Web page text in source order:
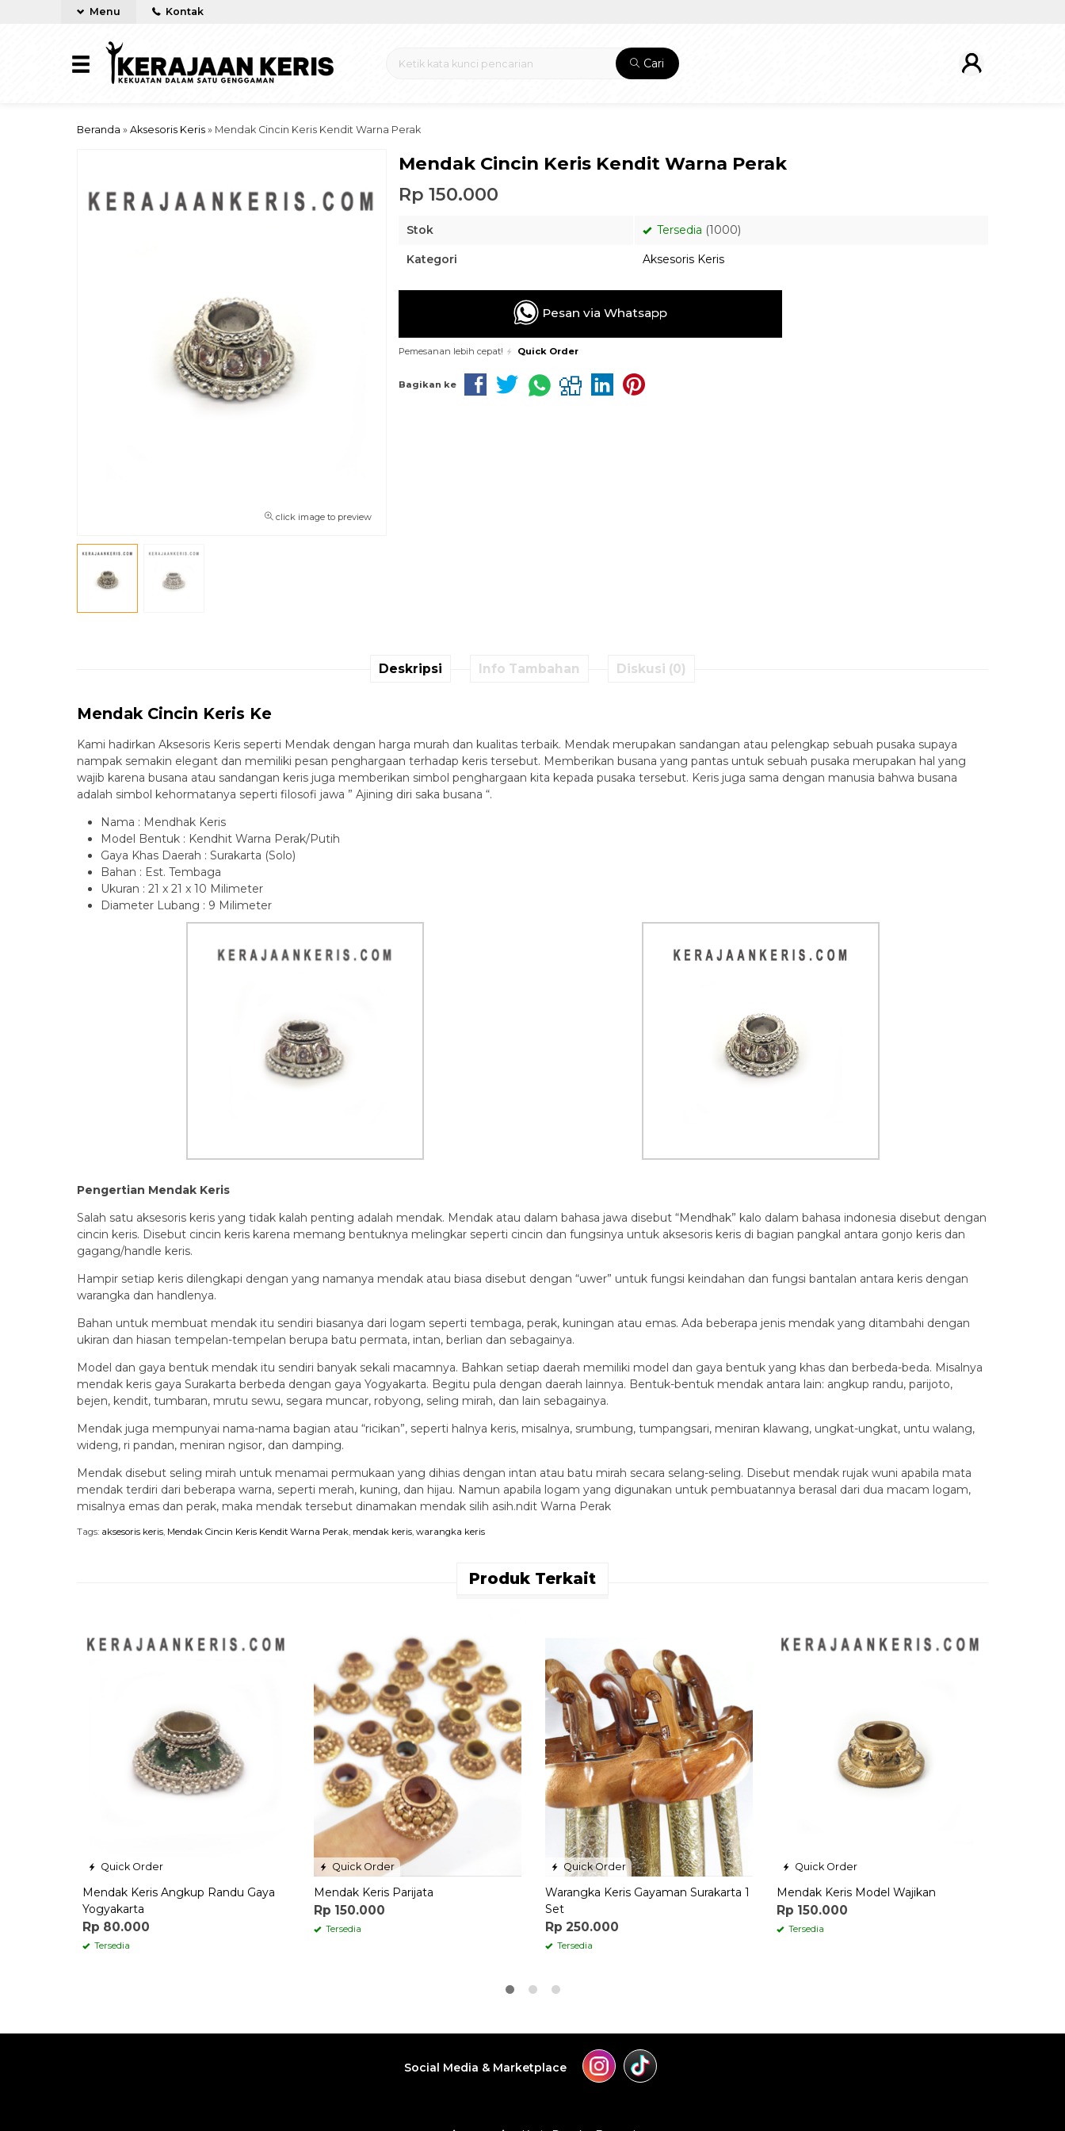
Menu Kontak
Cari
Beranda » Aksesoris Keris » Mendak Cincin Keris Kendit Warna Perak
click image to preview
Mendak Cincin Keris Kendit Warna Perak
Rp 150.000
Stok Tersedia (1000)
Kategori Aksesoris Keris
Pesan via Whatsapp
Pemesanan lebih cepat! Quick Order
Bagikan ke
Deskripsi Info Tambahan Diskusi (0)
Mendak Cincin Keris Ke
Kami hadirkan Aksesoris Keris seperti Mendak dengan harga murah dan kualitas terbaik. Mendak merupakan sandangan atau pelengkap sebuah pusaka supaya
nampak semakin elegant dan memiliki pesan penghargaan terhadap keris tersebut. Memberikan busana yang pantas untuk sebuah pusaka merupakan hal yang
wajib karena busana atau sandangan keris juga memberikan simbol penghargaan kita kepada pusaka tersebut. Keris juga sama dengan manusia bahwa busana
adalah simbol kehormatanya seperti filosofi jawa ” Ajining diri saka busana “.
Nama : Mendhak Keris
Model Bentuk : Kendhit Warna Perak/Putih
Gaya Khas Daerah : Surakarta (Solo)
Bahan : Est. Tembaga
Ukuran : 21 x 21 x 10 Milimeter
Diameter Lubang : 9 Milimeter
Pengertian Mendak Keris
Salah satu aksesoris keris yang tidak kalah penting adalah mendak. Mendak atau dalam bahasa jawa disebut “Mendhak” kalo dalam bahasa indonesia disebut dengan
cincin keris. Disebut cincin keris karena memang bentuknya melingkar seperti cincin dan fungsinya untuk aksesoris keris di bagian pangkal antara gonjo keris dan
gagang/handle keris.
Hampir setiap keris dilengkapi dengan yang namanya mendak atau biasa disebut dengan “uwer” untuk fungsi keindahan dan fungsi bantalan antara keris dengan
warangka dan handlenya.
Bahan untuk membuat mendak itu sendiri biasanya dari logam seperti tembaga, perak, kuningan atau emas. Ada beberapa jenis mendak yang ditambahi dengan
ukiran dan hiasan tempelan-tempelan berupa batu permata, intan, berlian dan sebagainya.
Model dan gaya bentuk mendak itu sendiri banyak sekali macamnya. Bahkan setiap daerah memiliki model dan gaya bentuk yang khas dan berbeda-beda. Misalnya
mendak keris gaya Surakarta berbeda dengan gaya Yogyakarta. Begitu pula dengan daerah lainnya. Bentuk-bentuk mendak antara lain: angkup randu, parijoto,
bejen, kendit, tumbaran, mrutu sewu, segara muncar, robyong, seling mirah, dan lain sebagainya.
Mendak juga mempunyai nama-nama bagian atau “ricikan”, seperti halnya keris, misalnya, srumbung, tumpangsari, meniran klawang, ungkat-ungkat, untu walang,
wideng, ri pandan, meniran ngisor, dan damping.
Mendak disebut seling mirah untuk menamai permukaan yang dihias dengan intan atau batu mirah secara selang-seling. Disebut mendak rujak wuni apabila mata
mendak terdiri dari beberapa warna, seperti merah, kuning, dan hijau. Namun apabila logam yang digunakan untuk pembuatannya berasal dari dua macam logam,
misalnya emas dan perak, maka mendak tersebut dinamakan mendak silih asih.ndit Warna Perak
Tags: aksesoris keris, Mendak Cincin Keris Kendit Warna Perak, mendak keris, warangka keris
Produk Terkait
Quick Order
Mendak Keris Angkup Randu Gaya
Yogyakarta
Rp 80.000
Tersedia
Quick Order
Mendak Keris Parijata
Rp 150.000
Tersedia
Quick Order
Warangka Keris Gayaman Surakarta 1
Set
Rp 250.000
Tersedia
Quick Order
Mendak Keris Model Wajikan
Rp 150.000
Tersedia
Social Media & Marketplace